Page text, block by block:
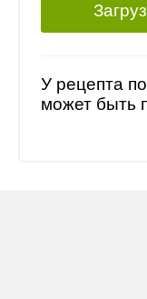
У рецепта
может быть